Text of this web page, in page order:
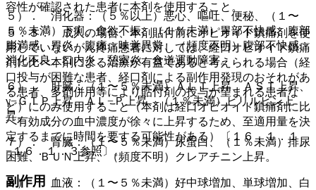
５）． 消化器：（５％以上）悪心、嘔吐、便秘、（１〜
５％未満）下痢、食欲不振、（１％未満）胃部不快感、腹部
膨満感、胃炎、腹痛、味覚異常、（頻度不明）腹部不快感、
消化不良、口内炎、憩室炎、食道運動障害。
６）． 肝臓：（１〜５％未満）ＡＬＴ上昇、ＡＳＴ上昇、
γ−ＧＴＰ上昇、ＡＬ−Ｐ上昇、（１％未満）ビリルビン上
昇。
７）． 腎臓：（１〜５％未満）尿蛋白、（１％未満）排尿
困難、ＢＵＮ上昇、（頻度不明）クレアチニン上昇。
８）． 血液：（１〜５％未満）好中球増加、単球増加、白
容性が確認された患者に本剤を使用すること。
５．３． 成人の場合、本剤貼付前にオピオイド鎮痛剤を使
用していないがん疼痛患者に対しては、経口オピオイド鎮痛
剤に比べ本剤による治療が有益であると考えられる場合（経
口投与が困難な患者、経口剤による副作用発現のおそれがあ
る患者、多剤併用等により貼付剤の投与が望まれる患者な
ど）にのみ使用すること（本剤は経口オピオイド鎮痛剤に比
べ有効成分の血中濃度が徐々に上昇するため、至適用量を決
定するまでに時間を要する可能性がある）〔１６．１．１
−１６．１．３参照〕。
副作用